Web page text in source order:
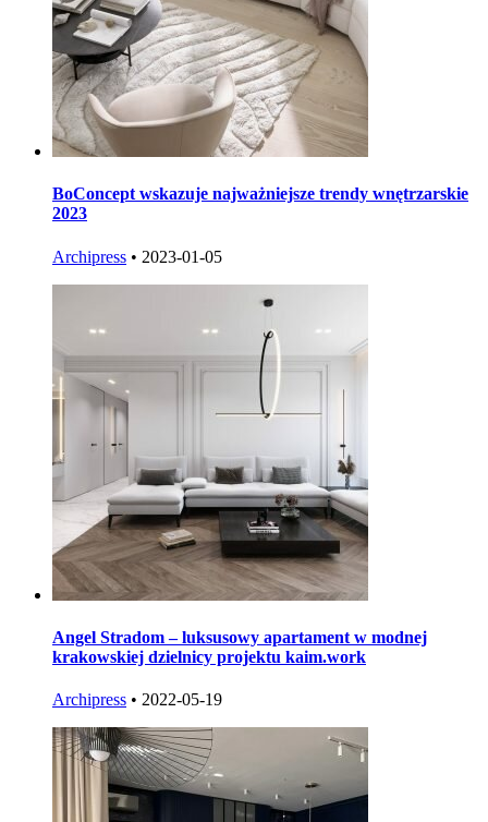
BoConcept wskazuje najważniejsze trendy wnętrzarskie
2023
Archipress • 2023-01-05
Angel Stradom – luksusowy apartament w modnej
krakowskiej dzielnicy projektu kaim.work
Archipress • 2022-05-19